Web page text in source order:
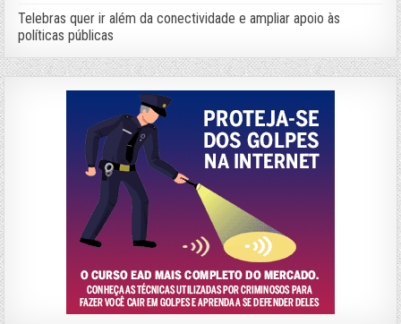
Telebras quer ir além da conectividade e ampliar apoio às
políticas públicas